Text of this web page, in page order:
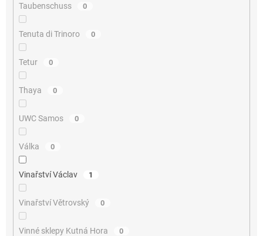
Taubenschuss 0
Tenuta di Trinoro 0
Tetur 0
Thaya 0
UWC Samos 0
Válka 0
Vinařství Václav 1
Vinařství Větrovský 0
Vinné sklepy Kutná Hora 0